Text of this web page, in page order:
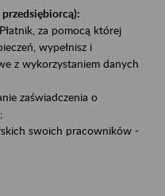
przedsiębiorcą):
za pomocą której
wypełnisz i
z wykorzystaniem danych
zaświadczenia o
swoich pracowników -